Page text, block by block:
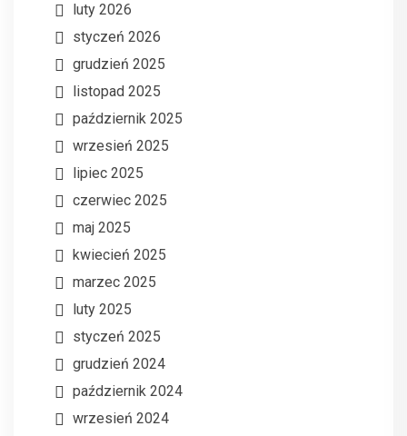
luty 2026
styczeń 2026
grudzień 2025
listopad 2025
październik 2025
wrzesień 2025
lipiec 2025
czerwiec 2025
maj 2025
kwiecień 2025
marzec 2025
luty 2025
styczeń 2025
grudzień 2024
październik 2024
wrzesień 2024